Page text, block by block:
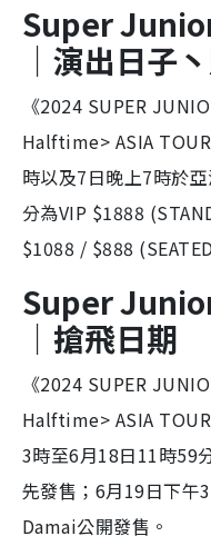
Super
｜演出日子
《2024 SUPER
Halftime> ASIA
時以及7日晚上7時於
分為VIP $1888
$1088 / $888
Super
｜搶飛日期
《2024 SUPER
Halftime> ASIA
3時至6月18日11時
先發售；6月19日下
Damai公開發售。